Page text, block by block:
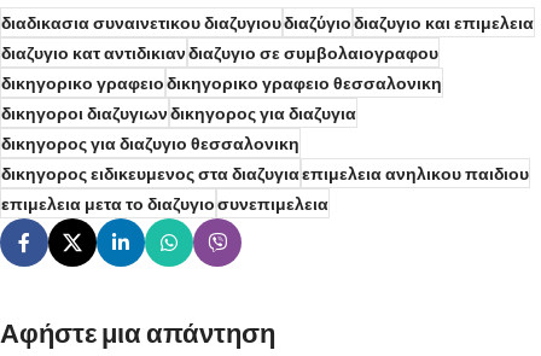
διαδικασια συναινετικου διαζυγιουδιαζύγιοδιαζυγιο και επιμελεια
διαζυγιο κατ αντιδικιανδιαζυγιο σε συμβολαιογραφου
δικηγορικο γραφειοδικηγορικο γραφειο θεσσαλονικη
δικηγοροι διαζυγιωνδικηγορος για διαζυγια
δικηγορος για διαζυγιο θεσσαλονικη
δικηγορος ειδικευμενος στα διαζυγιαεπιμελεια ανηλικου παιδιου
επιμελεια μετα το διαζυγιοσυνεπιμελεια
Αφήστε μια απάντηση